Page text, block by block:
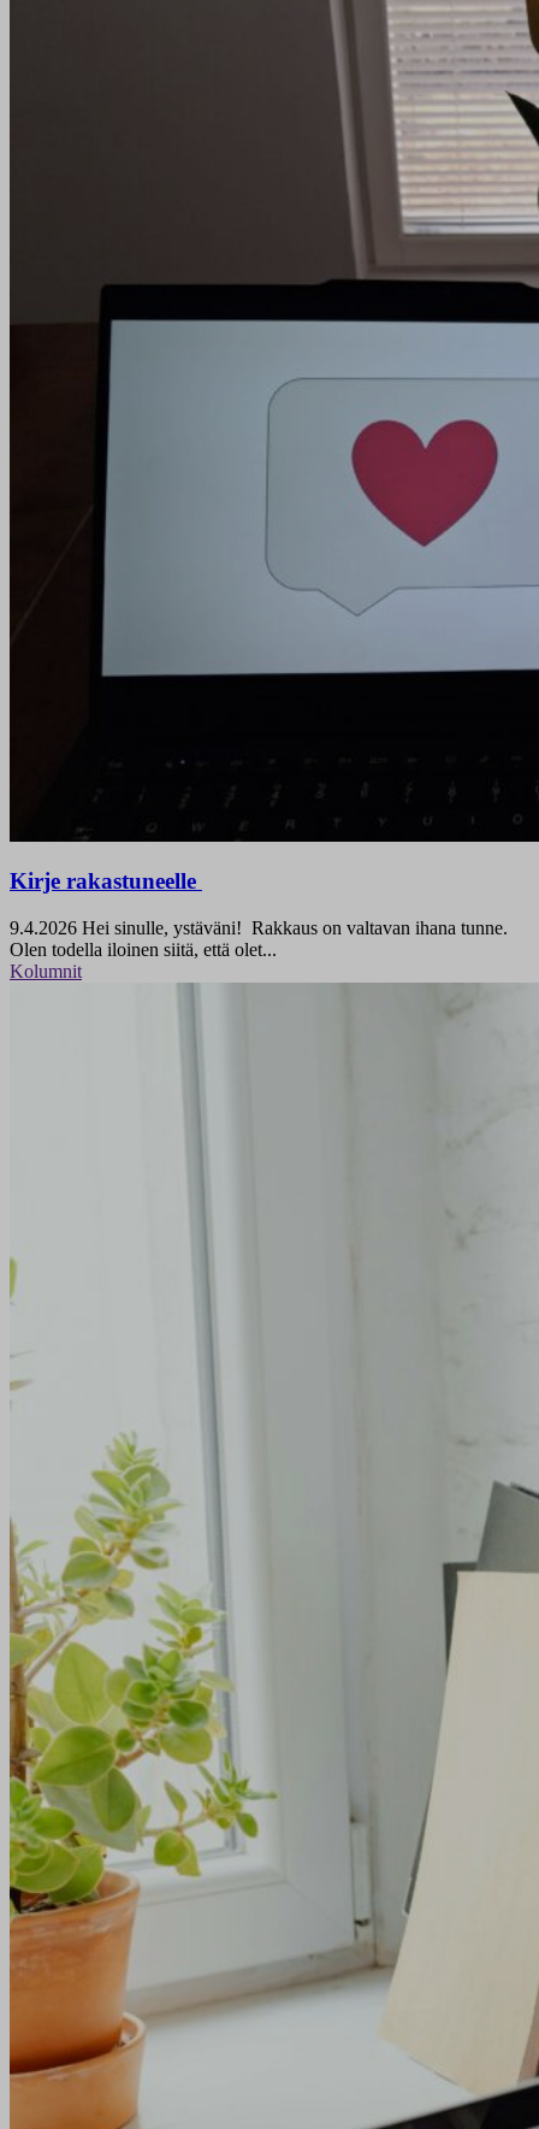
Kirje rakastuneelle
9.4.2026 Hei sinulle, ystäväni! Rakkaus on valtavan ihana tunne.
Olen todella iloinen siitä, että olet...
Kolumnit